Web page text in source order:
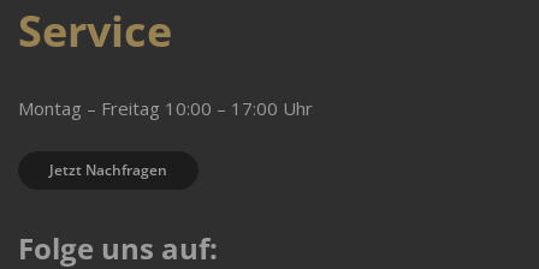
Service
Montag – Freitag 10:00 – 17:00 Uhr
Jetzt Nachfragen
Folge uns auf: